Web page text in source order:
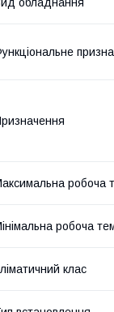
обладнання
робоча
робоча
клас